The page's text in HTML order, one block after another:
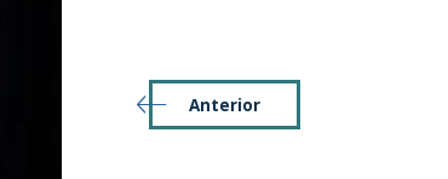
Anterior